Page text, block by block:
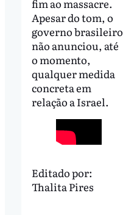
fim ao massacre.
Apesar do tom, o
governo brasileiro
não anunciou, até
o momento,
qualquer medida
concreta em
relação a Israel.
Editado por:
Thalita Pires